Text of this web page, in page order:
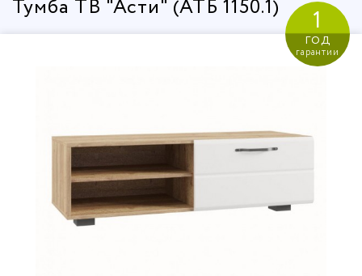
Тумба ТВ "Асти" (АТБ 1150.1) 1
год
гарантии